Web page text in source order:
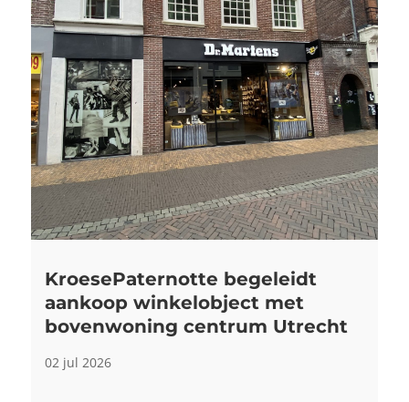
KroesePaternotte begeleidt
aankoop winkelobject met
bovenwoning centrum Utrecht
02 jul 2026